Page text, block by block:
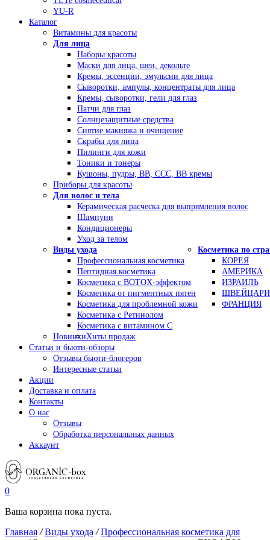
YU-R
Каталог
Витамины для красоты
Для лица
Наборы красоты
Маски для лица, шеи, декольте
Кремы, эссенции, эмульсии для лица
Сыворотки, ампулы, концентраты для лица
Кремы, сыворотки, гели для глаз
Патчи для глаз
Солнцезащитные средства
Снятие макияжа и очищение
Скрабы для лица
Пилинги для кожи
Тоники и тонеры
Кушоны, пудры, ВВ, ССС, ВВ кремы
Приборы для красоты
Для волос и тела
Керамическая расческа для выпрямления волос
Шампуни
Кондиционеры
Уход за телом
Виды ухода
Профессиональная косметика
Пептидная косметика
Косметика с BOTOX-эффектом
Косметика от пигментных пятен
Косметика для проблемной кожи
Косметика с Ретинолом
Косметика с витамином С
Косметика по
КОРЕЯ
АМЕРИКА
ИЗРАИЛЬ
ФРАНЦИЯ
НовинкиХиты продаж
Статьи и бьюти-обзоры
Отзывы бьюти-блогеров
Интересные статьи
Акции
Доставка и оплата
Контакты
О нас
Отзывы
Обработка персональных данных
Аккаунт
0
Ваша корзина пока пуста.
Главная /Виды ухода /Профессиональная косметика для